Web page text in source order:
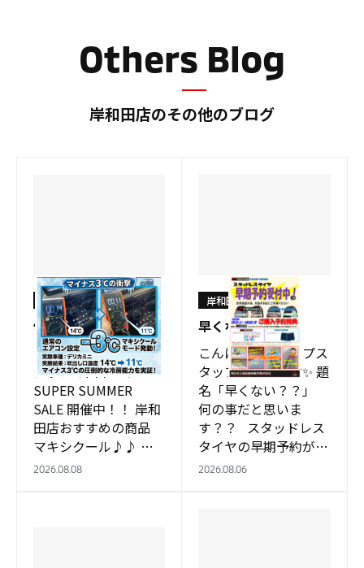
Others Blog
岸和田店のその他のブログ
体感して下さい！！
岸和田店
こんにちはショップス
タッフの山本です✨
SUPER SUMMER
SALE 開催中！！ 岸和
田店おすすめの商品
マキシクール♪♪ 試
乗車デリカミニで実験
2026.08.08
早くない？？？？
岸和田店
こんにちはショップス
タッフの山本です✨ 題
名「早くない？？」
何の事だと思いま
す？？ スタッドレス
タイヤの早期予約が始
まります！！ ８月１
2026.08.06